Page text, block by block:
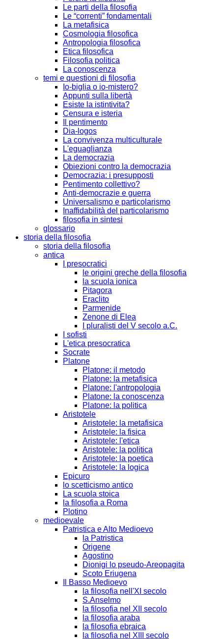
Le parti della filosofia
Le “correnti” fondamentali
La metafisica
Cosmologia filosofica
Antropologia filosofica
Etica filosofica
Filosofia politica
La conoscenza
temi e questioni di filosofia
Io-biglia o io-mistero?
Appunti sulla libertà
Esiste la istintivita?
Censura e isteria
Il pentimento
Dia-logos
La convivenza multiculturale
L'eguaglianza
La democrazia
Obiezioni contro la democrazia
Democrazia: i presupposti
Pentimento collettivo?
Anti-democrazie e guerra
Universalismo e particolarismo
Inaffidabilità del particolarismo
filosofia in sintesi
glossario
storia della filosofia
storia della filosofia
antica
I presocratici
le origini greche della filosofia
la scuola ionica
Pitagora
Eraclito
Parmenide
Zenone di Elea
I pluralisti del V secolo a.C.
I sofisti
L'etica presocratica
Socrate
Platone
Platone: il metodo
Platone: la metafisica
Platone: l'antropologia
Platone: la conoscenza
Platone: la politica
Aristotele
Aristotele: la metafisica
Aristotele: la fisica
Aristotele: l'etica
Aristotele: la politica
Aristotele: la poetica
Aristotele: la logica
Epicuro
lo scetticismo antico
La scuola stoica
la filosofia a Roma
Plotino
medioevale
Patristica e Alto Medioevo
la Patristica
Origene
Agostino
Dionigi lo pseudo-Areopagita
Scoto Eriugena
Il Basso Medioevo
la filosofia nell'XI secolo
S.Anselmo
la filosofia nel XII secolo
la filosofia araba
la filosofia ebraica
la filosofia nel XIII secolo